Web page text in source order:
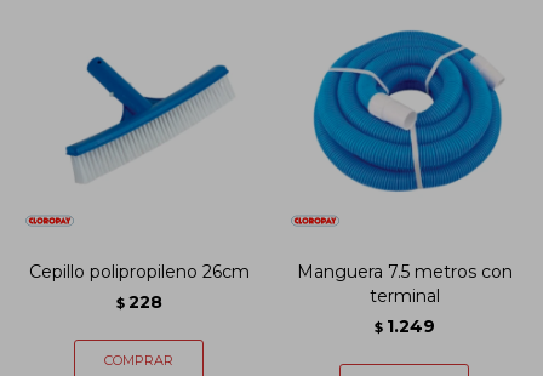
Cepillo polipropileno 26cm
$ 228
Manguera 7.5 metros con
terminal
$ 1.249